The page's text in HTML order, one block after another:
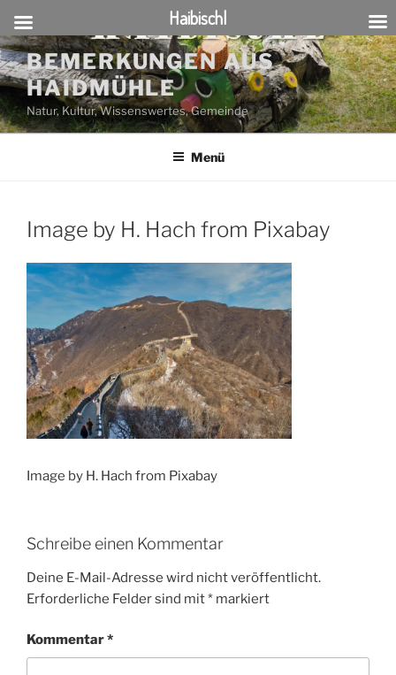
Zum
Inhalt
springen
BEMERKUNGEN AUS
HAIDMÜHLE
Natur, Kultur, Wissenswertes, Gemeinde
Menü
Image by H. Hach from Pixabay
Image by H. Hach from Pixabay
Schreibe einen Kommentar
Deine E-Mail-Adresse wird nicht veröffentlicht.
Erforderliche Felder sind mit* markiert
Kommentar*
Haibischl